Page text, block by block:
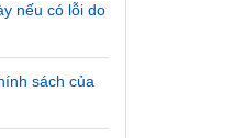
nếu có lỗi do
sách của